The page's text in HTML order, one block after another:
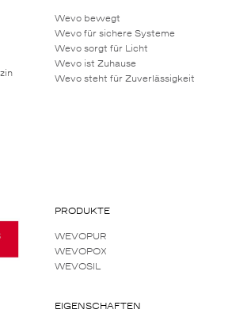
Wevo bewegt
Wevo für sichere Systeme
Wevo sorgt für Licht
Wevo ist Zuhause
Wevo steht für Zuverlässigkeit
PRODUKTE
WEVOPUR
WEVOPOX
WEVOSIL
EIGENSCHAFTEN